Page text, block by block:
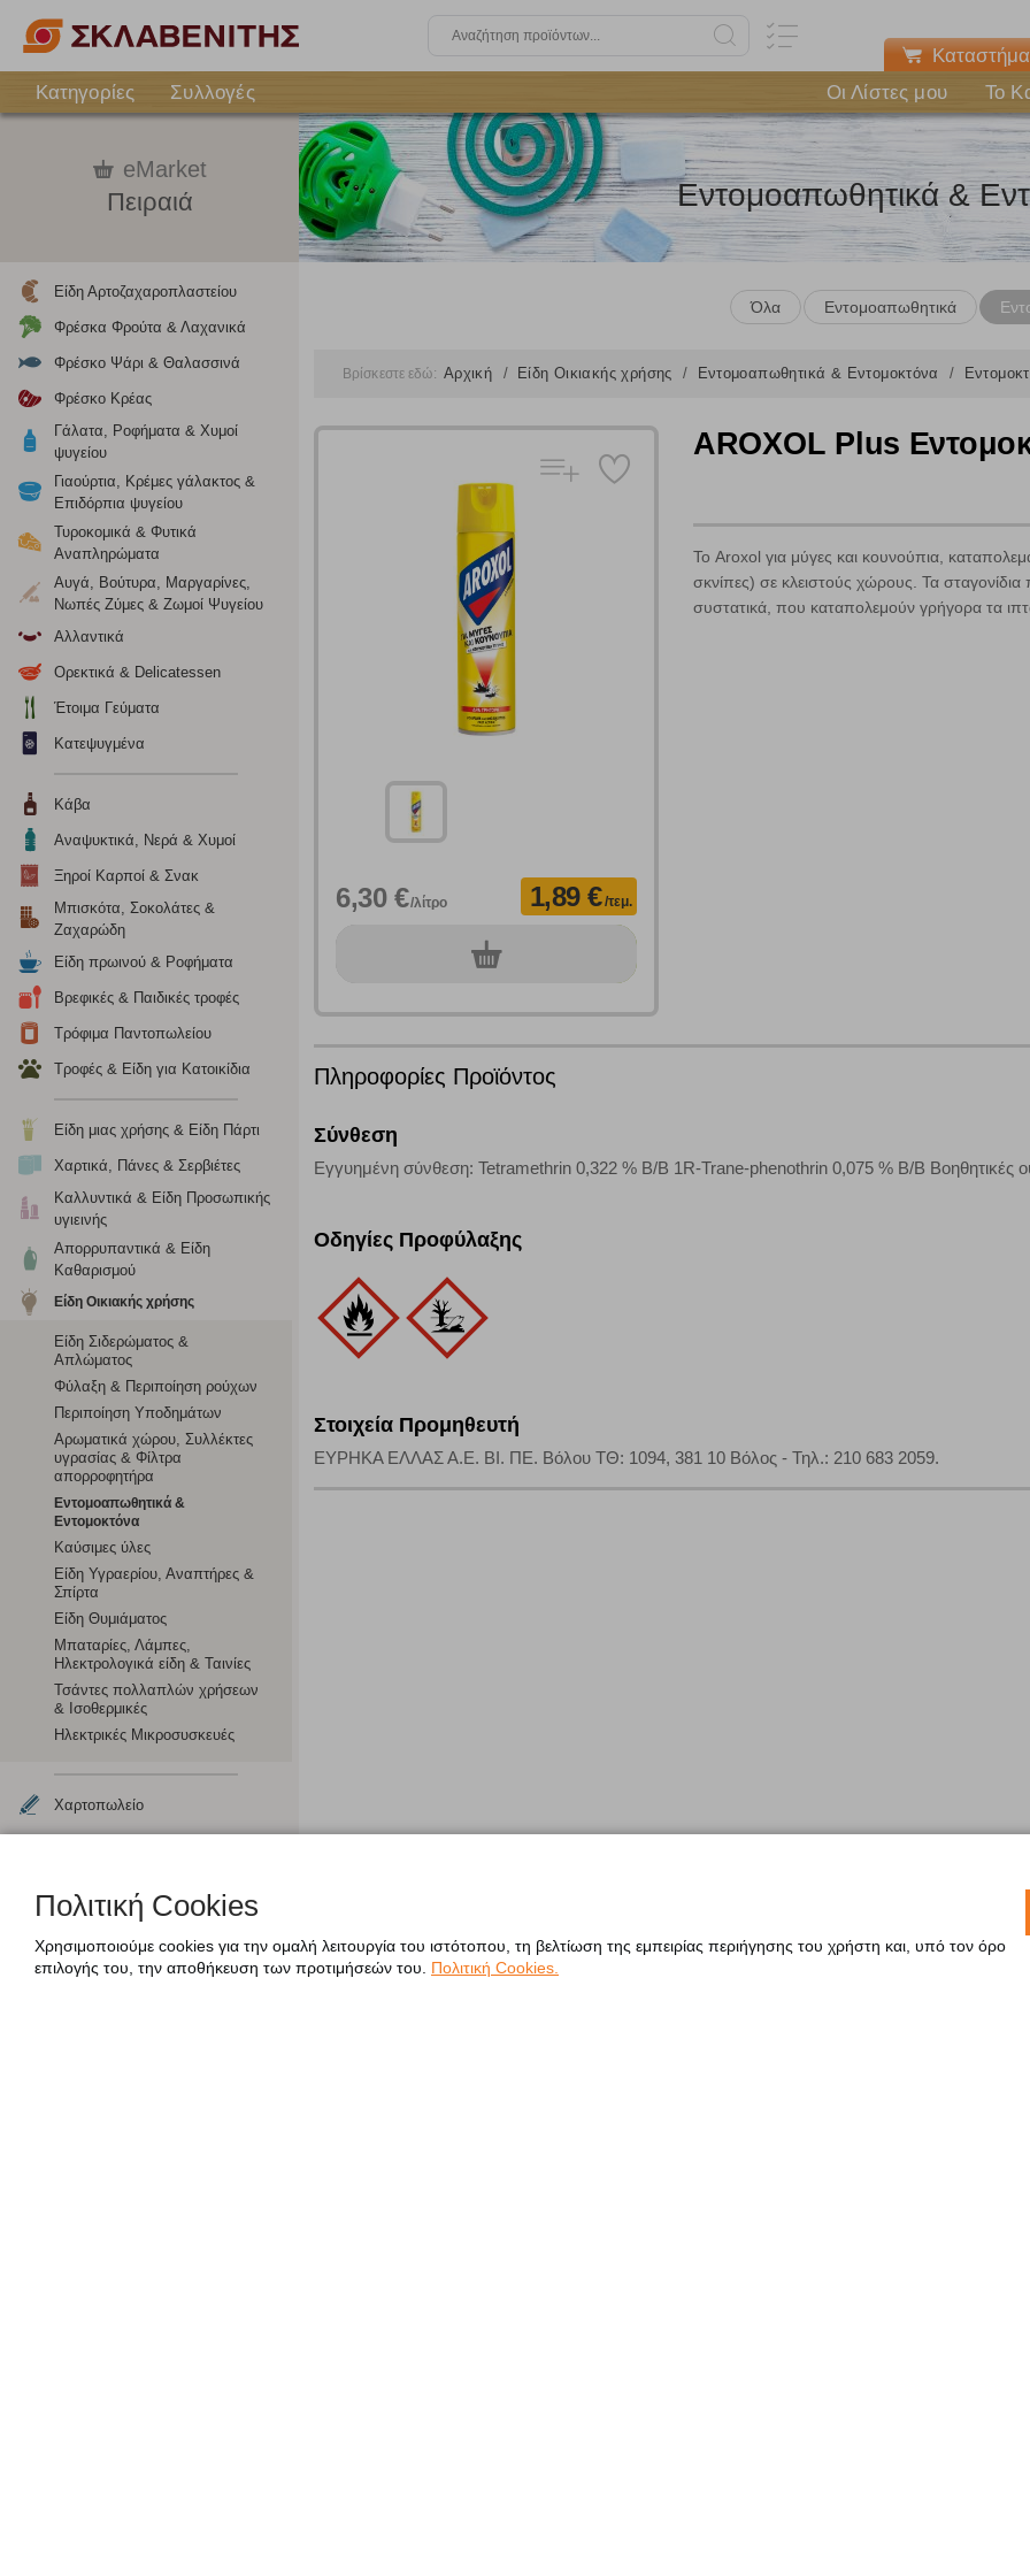
Κατηγορίες
Συλλογές Οι Λίστες μου Το
eMarket
Πειραιά
Είδη Αρτοζαχαροπλαστείου
Φρέσκα Φρούτα & Λαχανικά
Φρέσκο Ψάρι & Θαλασσινά
Φρέσκο Κρέας
Γάλατα, Ροφήματα & Χυμοί
ψυγείου
Γιαούρτια, Κρέμες γάλακτος &
Επιδόρπια ψυγείου
Τυροκομικά & Φυτικά
Αναπληρώματα
Αυγά, Βούτυρα, Μαργαρίνες,
Νωπές Ζύμες & Ζωμοί Ψυγείου
Αλλαντικά
Ορεκτικά & Delicatessen
Έτοιμα Γεύματα
Κατεψυγμένα
Κάβα
Αναψυκτικά, Νερά & Χυμοί
Ξηροί Καρποί & Σνακ
Μπισκότα, Σοκολάτες &
Ζαχαρώδη
Είδη πρωινού & Ροφήματα
Βρεφικές & Παιδικές τροφές
Τρόφιμα Παντοπωλείου
Τροφές & Είδη για Κατοικίδια
Είδη μιας χρήσης & Είδη Πάρτι
Χαρτικά, Πάνες & Σερβιέτες
Καλλυντικά & Είδη Προσωπικής
υγιεινής
Απορρυπαντικά & Είδη
Καθαρισμού
Είδη Οικιακής χρήσης
Είδη Σιδερώματος &
Απλώματος
Φύλαξη & Περιποίηση ρούχων
Περιποίηση Υποδημάτων
Αρωματικά χώρου, Συλλέκτες
υγρασίας & Φίλτρα
απορροφητήρα
Εντομοαπωθητικά &
Εντομοκτόνα
Καύσιμες ύλες
Είδη Υγραερίου, Αναπτήρες &
Σπίρτα
Είδη Θυμιάματος
Μπαταρίες, Λάμπες,
Ηλεκτρολογικά είδη & Ταινίες
Τσάντες πολλαπλών χρήσεων
& Ισοθερμικές
Ηλεκτρικές Μικροσυσκευές
Χαρτοπωλείο
Εντομοαπωθητικά &
Όλα Εντομοαπωθητικά
Βρίσκεστε εδώ: Αρχική Είδη Οικιακής χρήσης Εντομοαπωθητικά & Εντομοκτόνα
6,30 €/λίτρο 1,89 €/τεμ.
0τεμ.
AROXOL Plus
Το Aroxol για μύγες και κουνούπια,
σκνίπες) σε κλειστούς χώρους. Τα
συστατικά, που καταπολεμούν γρήγορα τα
Πληροφορίες Προϊόντος
Σύνθεση
Εγγυημένη σύνθεση: Tetramethrin 0,322 % Β/Β 1R-Trane-phenothrin 0,075 % Β/Β Βοηθητικές
Οδηγίες Προφύλαξης
Στοιχεία Προμηθευτή
ΕΥΡΗΚΑ ΕΛΛΑΣ Α.Ε. ΒΙ. ΠΕ. Βόλου ΤΘ: 1094, 381 10 Βόλος - Τηλ.: 210 683 2059.
Πολλαπλή αναζήτηση
Χρησιμοποιήστε τη για πιο γρήγορη αναζήτηση προϊόντων.
κλικ στο κουμπί "Αναζήτηση". Θα εμφανιστούν αποτελέσματα από
Πολιτική Cookies
Χρησιμοποιούμε cookies για την ομαλή λειτουργία του ιστότοπου, τη βελτίωση της εμπειρίας περιήγησης του χρήστη και, υπό τον όρο
επιλογής του, την αποθήκευση των προτιμήσεών του.
Πολιτική Cookies.
Ρυθμίσεις Cookies
Ενημέρωση
Κατά την απλή περιήγηση ή/και χρήση του ιστότοπου συλλέγουμε αυτόματα δεδομένα σύνδεσης και πληροφορίες σχετικές με την
περιέχουν προσωποποιημένα χαρακτηριστικά που υποδεικνύουν την ταυτότητά σας. Τα cookies είναι μικρά αρχεία κειμένου τα
υπολογιστή ή την ηλεκτρονική συσκευή σας, προσθέτοντας λειτουργικότητα στην ιστοσελίδα και βελτιώνοντας την εμπειρία
σχετικό κουμπί επάνω δεξιά, αφού ενημερωθείτε σχετικά. Ωστόσο θα πρέπει να γνωρίζετε ότι αποκλεισμός ορισμένων κατηγοριών
Δείτε περισσότερα
Λειτουργικά cookies
Τα λειτουργικά cookies επιτρέπουν την παροχή βελτιωμένων λειτουργιών και εξατομίκευσης, όπως π.χ. ζωντανή συνομιλία.
οποίων τις υπηρεσίες έχουμε επιλέξει. Αν δεν επιτρέψετε την αποδοχή αυτής της κατηγορίας cookies, ορισμένες ή όλες από αυτές τις
Η συγκεκριμένη κατηγορία cookies ρυθμίζεται από συνεργάτες μας (με αντικείμενο τη διαφήμιση) μέσω του ιστότοπού μας. Εφ’ όσον
για τη δημιουργία ενός προφίλ των ενδιαφερόντων σας και για την εμφάνιση σχετικών διαφημίσεων σε άλλες τοποθεσίες. Τα cookies
Cookies απόδοσης
να γνωρίζουμε ποιες σελίδες είναι περισσότερο, ή λιγότερο δημοφιλείς και να βλέπουμε την αλληλεπίδραση του χρήστη και το
τα cookies είναι συγκεντρωτικές και, συνεπώς, ανώνυμες. Αν δεν επιτρέψετε την αποδοχή αυτής της κατηγορίας cookies, δεν θα
Απολύτως απαραίτητα cookies
αποκλείει ή να σας ειδοποιεί σχετικά με αυτά τα cookies, με το ενδεχόμενο σε αυτήν την περίπτωση ορισμένα τμήματα του ιστότοπου